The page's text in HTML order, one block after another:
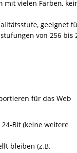
mit vielen Farben,
geeignet
von 256 bis
für das Web
Bit (keine weitere
bleiben (z.B.